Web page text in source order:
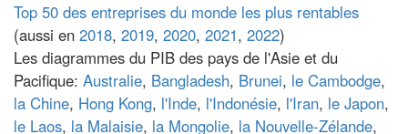
Top 50 des entreprises du monde les plus rentables
(aussi en 2018, 2019, 2020, 2021, 2022)
Les diagrammes du PIB des pays de l'Asie et du
Pacifique: Australie, Bangladesh, Brunei, le Cambodge,
la Chine, Hong Kong, l'Inde, l'Indonésie, l'Iran, le Japon,
le Laos, la Malaisie, la Mongolie, la Nouvelle-Zélande,